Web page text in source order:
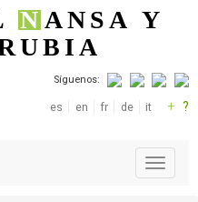
principal
NANSA Y
Síguenos:
es en fr de it + ?
T
o